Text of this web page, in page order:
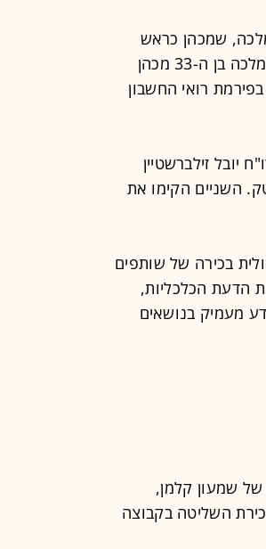
שמכהן כראש
תחום מכשירים פיננסיים מורכבים וחשבונאות כלכלית בחברה. מלכה בן ה-33 מכהן
רואי החשבון
זילברשטיין
השניים הקימו את
בכירה של שותפים
הדעת הכלכליות,
מעמיק בנושאים
שמעון קלמן,
השליטה בקבוצה